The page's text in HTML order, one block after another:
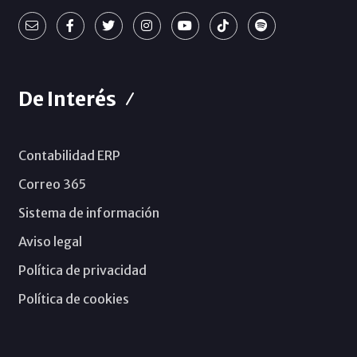
De Interés
Contabilidad ERP
Correo 365
Sistema de información
Aviso legal
Política de privacidad
Política de cookies